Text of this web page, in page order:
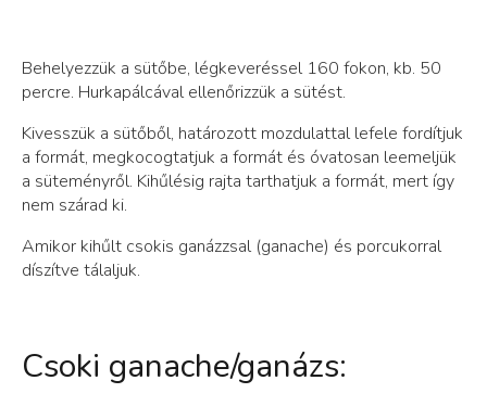
Behelyezzük a sütőbe, légkeveréssel 160 fokon, kb. 50
percre. Hurkapálcával ellenőrizzük a sütést.
Kivesszük a sütőből, határozott mozdulattal lefele fordítjuk
a formát, megkocogtatjuk a formát és óvatosan leemeljük
a süteményről. Kihűlésig rajta tarthatjuk a formát, mert így
nem szárad ki.
Amikor kihűlt csokis ganázzsal (ganache) és porcukorral
díszítve tálaljuk.
Csoki ganache/ganázs: